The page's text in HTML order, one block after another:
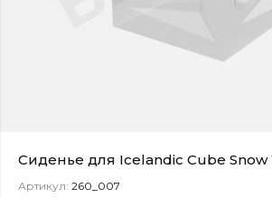
Сиденье для Icelandic Cube Snow
Артикул: 260_007